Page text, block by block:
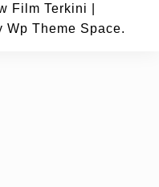
Film Terkini
Wp Theme Space.